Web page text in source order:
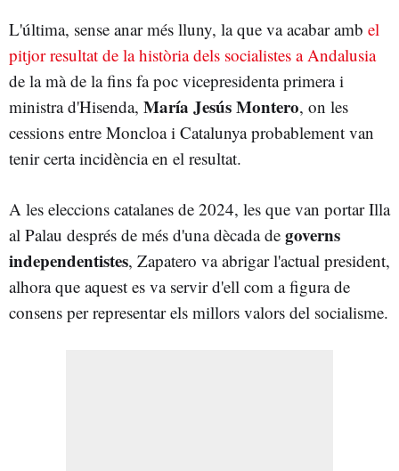
L'última, sense anar més lluny, la que va acabar amb el
pitjor resultat de la història dels socialistes a Andalusia
de la mà de la fins fa poc vicepresidenta primera i
ministra d'Hisenda, María Jesús Montero, on les
cessions entre Moncloa i Catalunya probablement van
tenir certa incidència en el resultat.
A les eleccions catalanes de 2024, les que van portar Illa
al Palau després de més d'una dècada de governs
independentistes, Zapatero va abrigar l'actual president,
alhora que aquest es va servir d'ell com a figura de
consens per representar els millors valors del socialisme.